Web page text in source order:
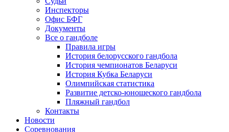
Инспекторы
Офис БФГ
Документы
Все о гандболе
Правила игры
История белорусского гандбола
История чемпионатов Беларуси
История Кубка Беларуси
Олимпийская статистика
Развитие детско-юношеского гандбола
Пляжный гандбол
Контакты
Новости
Соревнования